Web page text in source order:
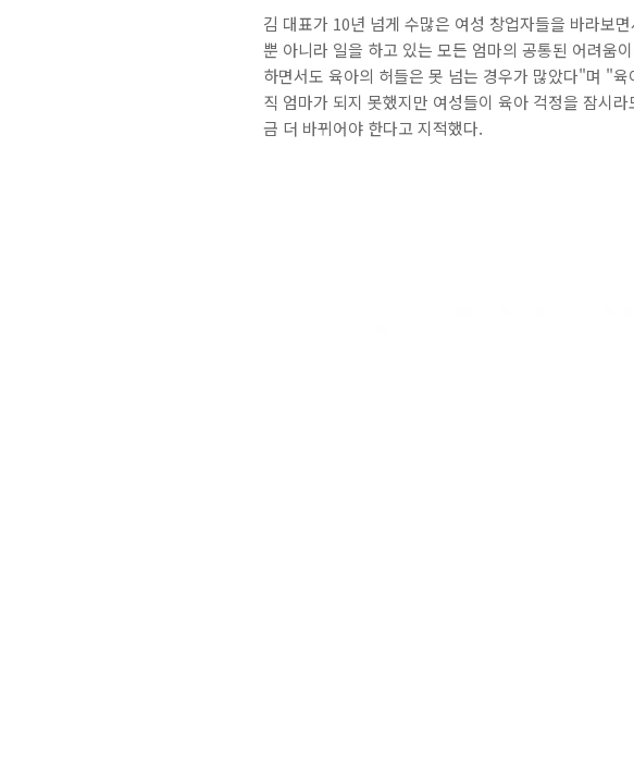
김 대표가 10년 넘게 수많은 여성 창업자들을 바라보
뿐 아니라 일을 하고 있는 모든 엄마의 공통된 어려움
하면서도 육아의 허들은 못 넘는 경우가 많았다"며 "
직 엄마가 되지 못했지만 여성들이 육아 걱정을 잠시
금 더 바뀌어야 한다고 지적했다.